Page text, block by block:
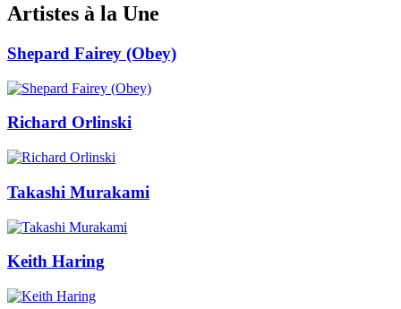
Artistes à la Une
Shepard Fairey (Obey)
Richard Orlinski
Takashi Murakami
Keith Haring